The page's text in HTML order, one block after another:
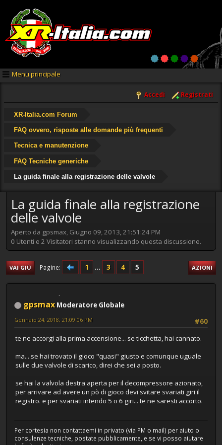
Menu principale
Accedi Registrati
XR-Italia.com Forum
FAQ ovvero, risposte alle domande più frequenti
Tecnica e manutenzione
FAQ Tecniche generiche
La guida finale alla registrazione delle valvole
La guida finale alla registrazione
delle valvole
Aperto da gpsmax, Giugno 09, 2013, 21:51:24 PM
0 Utenti e 2 Visitatori stanno visualizzando questa discussione.
VAI GIÙ Pagine 1 ... 3 4 5 AZIONI
gpsmax Moderatore Globale
#60
Gennaio 24, 2018, 21:09:06 PM
te ne accorgi alla prima accensione... se ticchetta, hai cannato.
ma... se hai trovato il gioco "quasi" giusto e comunque uguale
sulle due valvole di scarico, direi che sei a posto.
se hai la valvola destra aperta per il decompressore azionato,
per arrivare ad avere un pò di gioco devi svitare svariati giri il
registro. e per svariati intendo 5 o 6 giri... te ne saresti accorto.
Per cortesia non contattaemi in privato (via PM o mail) per aiuto o
consulenze tecniche, postate pubblicamente, e se vi posso aiutare